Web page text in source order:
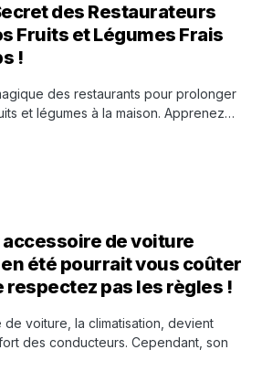
des Restaurateurs
Fruits et Légumes Frais
!
des restaurants pour prolonger
et légumes à la maison. Apprenez…
de voiture
été pourrait vous coûter
respectez pas les règles !
de voiture, la climatisation, devient
des conducteurs. Cependant, son